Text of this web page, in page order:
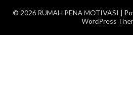
© 2026 RUMAH PENA MOTIVASI |
WordPress